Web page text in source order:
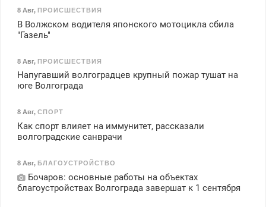
8 Авг, ПРОИСШЕСТВИЯ
В Волжском водителя японского мотоцикла сбила
"Газель"
8 Авг, ПРОИСШЕСТВИЯ
Напугавший волгоградцев крупный пожар тушат на
юге Волгограда
8 Авг, СПОРТ
Как спорт влияет на иммунитет, рассказали
волгоградские санврачи
8 Авг, БЛАГОУСТРОЙСТВО
Бочаров: основные работы на объектах
благоустройствах Волгограда завершат к 1 сентября